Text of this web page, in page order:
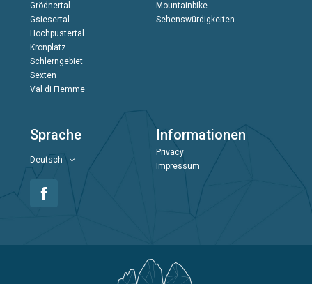
Grödnertal
Gsiesertal
Hochpustertal
Kronplatz
Schlerngebiet
Sexten
Val di Fiemme
Mountainbike
Sehenswürdigkeiten
Sprache
Deutsch
Informationen
Privacy
Impressum